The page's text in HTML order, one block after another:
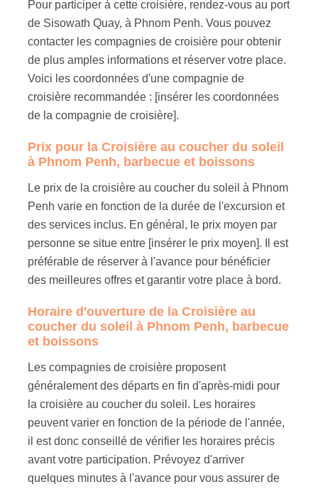
Pour participer à cette croisière, rendez-vous au port
de Sisowath Quay, à Phnom Penh. Vous pouvez
contacter les compagnies de croisière pour obtenir
de plus amples informations et réserver votre place.
Voici les coordonnées d'une compagnie de
croisière recommandée : [insérer les coordonnées
de la compagnie de croisière].
Prix pour la Croisière au coucher du soleil
à Phnom Penh, barbecue et boissons
Le prix de la croisière au coucher du soleil à Phnom
Penh varie en fonction de la durée de l'excursion et
des services inclus. En général, le prix moyen par
personne se situe entre [insérer le prix moyen]. Il est
préférable de réserver à l'avance pour bénéficier
des meilleures offres et garantir votre place à bord.
Horaire d'ouverture de la Croisière au
coucher du soleil à Phnom Penh, barbecue
et boissons
Les compagnies de croisière proposent
généralement des départs en fin d'après-midi pour
la croisière au coucher du soleil. Les horaires
peuvent varier en fonction de la période de l'année,
il est donc conseillé de vérifier les horaires précis
avant votre participation. Prévoyez d'arriver
quelques minutes à l'avance pour vous assurer de